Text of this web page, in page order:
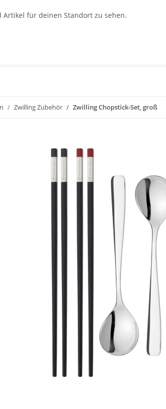
für deinen Standort zu sehen.
Zwilling Zubehör Zwilling Chopstick-Set, groß